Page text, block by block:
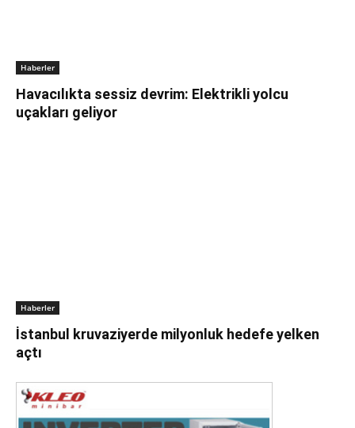
Haberler
Havacılıkta sessiz devrim: Elektrikli yolcu
uçakları geliyor
Haberler
İstanbul kruvaziyerde milyonluk hedefe yelken
açtı